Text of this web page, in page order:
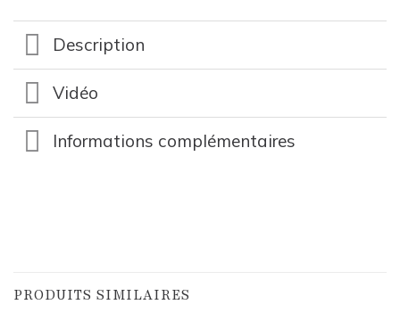
Description
Vidéo
Informations complémentaires
PRODUITS SIMILAIRES